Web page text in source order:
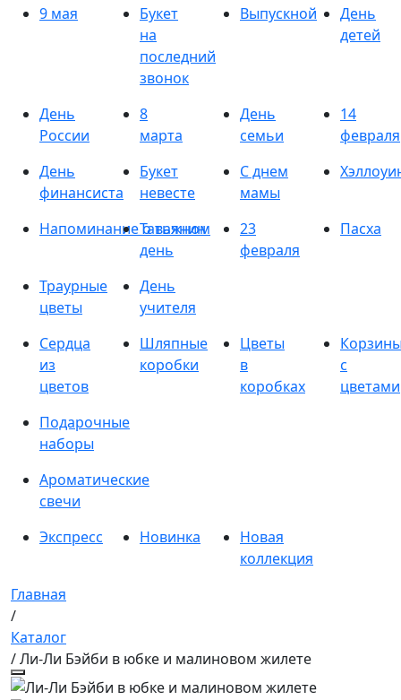
9 мая
Букет
на
последний
звонок
Выпускной
День
детей
День
России
8
марта
День
семьи
14
февраля
День
финансиста
Букет
невесте
С днем
мамы
Напоминание о важном
Татьянин
день
23
февраля
Пасха
Траурные
цветы
День
учителя
Сердца
из
цветов
Шляпные
коробки
Цветы
в
коробках
с
цветами
Подарочные
наборы
Ароматические
свечи
Экспресс
Новинка
Новая
коллекция
Главная
/
Каталог
/ Ли-Ли Бэйби в юбке и малиновом жилете